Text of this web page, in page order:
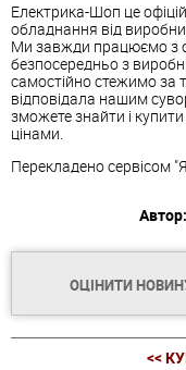
Електрика-Шоп це
обладнання від
Ми завжди працюємо з
безпосередньо з
самостійно стежимо за
відповідала нашим
зможете знайти і
цінами.
Перекладено сервісом
Автор:
ОЦІНИТИ
<<